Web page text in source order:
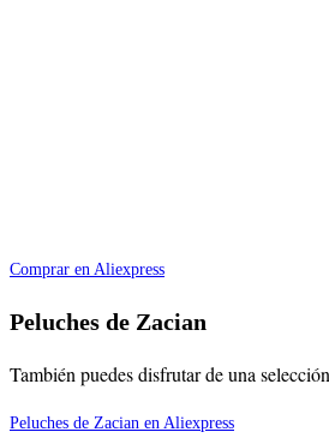
Comprar en Aliexpress
Peluches de Zacian
También puedes disfrutar de una
Peluches de Zacian en Aliexpress